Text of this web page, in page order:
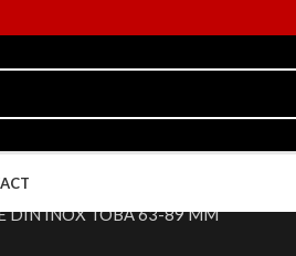
DIN INOX TOBĂ 63-89 MM